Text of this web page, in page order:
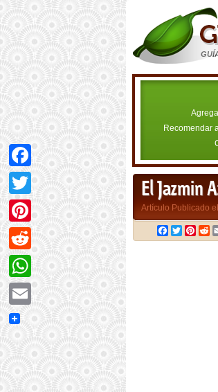
Recomendar
El Jazmin
Artículo Publicado
Facebook
Twitter
Facebook
Twitter
Pinterest
Reddit
WhatsApp
Email